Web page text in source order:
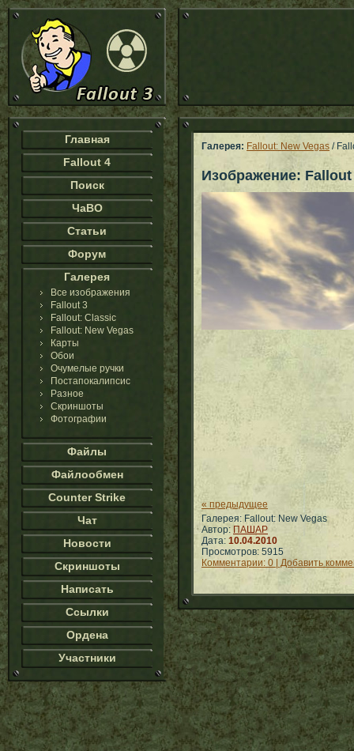
Главная
Fallout 4
Поиск
ЧаВО
Статьи
Форум
Галерея
Все изображения
Fallout 3
Fallout: Classic
Fallout: New Vegas
Карты
Обои
Очумелые ручки
Постапокалипсис
Разное
Скриншоты
Фотографии
Файлы
Файлообмен
Counter Strike
Чат
Новости
Скриншоты
Написать
Ссылки
Ордена
Участники
Галерея: Fallout: New Vegas /
Изображение: Fallout
« предыдущее
Галерея: Fallout: New Vegas
Автор: ПАШАР
Дата: 10.04.2010
Просмотров: 5915
Комментарии: 0 | Добавить